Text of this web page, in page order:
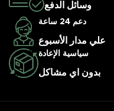
وسائل الدفع
دعم 24 ساعة
علي مدار الأسبوع
سياسية الإعادة
بدون اي مشاكل